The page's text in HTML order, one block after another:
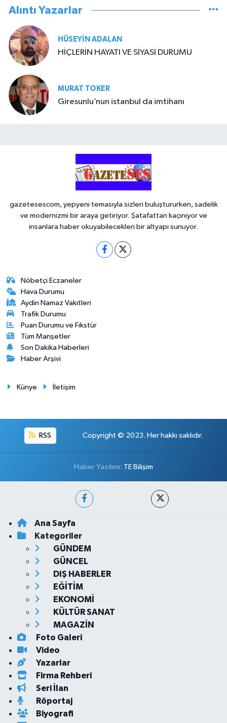
Alıntı Yazarlar
HÜSEYIN ADALAN
HİÇLERİN HAYATI VE SİYASİ DURUMU
MURAT TOKER
Giresunlu’nun istanbul da imtihanı
gazetesescom, yepyeni temasıyla sizleri buluştururken, sadelik
ve modernizmi bir araya getiriyor. Şatafattan kaçınıyor ve
insanlara haber okuyabilecekleri bir altyapı sunuyor.
Nöbetçi Eczaneler
Hava Durumu
Aydin Namaz Vakitleri
Trafik Durumu
Puan Durumu ve Fikstür
Tüm Manşetler
Son Dakika Haberleri
Haber Arşivi
Künye İletişim
RSS Copyright © 2023. Her hakkı saklıdır.
Haber Yazılımı: TE Bilişim
Ana Sayfa
Kategoriler
GÜNDEM
GÜNCEL
DIŞ HABERLER
EĞİTİM
EKONOMİ
KÜLTÜR SANAT
MAGAZİN
Foto Galeri
Video
Yazarlar
Firma Rehberi
Seri İlan
Röportaj
Biyografi